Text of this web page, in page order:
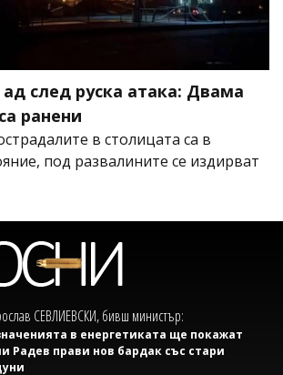
ад след руска атака: Двама
ранени
в столицата са в
под развалините се издирват
СЕВЛИЕВСКИ, бивш министър:
в енергетиката ще покажат
Радев прави нов бардак със стари